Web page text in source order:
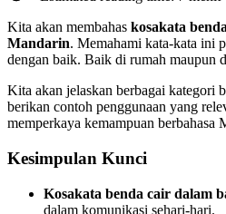
Kita akan membahas kosakata
Mandarin. Memahami kata-kata ini
dengan baik. Baik di rumah maupun
Kita akan jelaskan berbagai kategori
berikan contoh penggunaan yang
memperkaya kemampuan berbahasa
Kesimpulan Kunci
Kosakata benda cair dalam
dalam komunikasi sehari-hari.